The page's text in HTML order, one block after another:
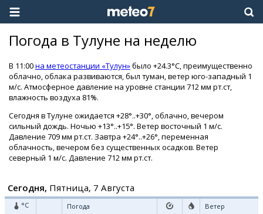
Погода в Тулуне на неделю
В 11:00на метеостанции «Тулун»было +24.3°C, преимущественно
облачно, облака развиваются, был туман, ветер юго-западный 1
м/с. Атмосферное давление на уровне станции 712 мм рт.ст,
влажность воздуха 81%.
Сегодня в Тулуне ожидается +28°..+30°, облачно, вечером
сильный дождь. Ночью +13°..+15°. Ветер восточный 1 м/с.
Давление 709 мм рт.ст. Завтра +24°..+26°, переменная
облачность, вечером без существенных осадков. Ветер
северный 1 м/с. Давление 712 мм рт.ст.
Сегодня, Пятница, 7 Августа
°C Погода Ветер